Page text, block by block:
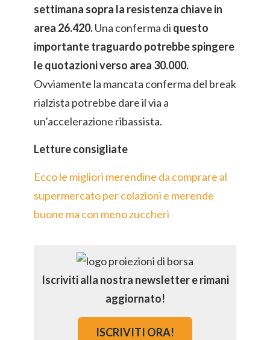
settimana sopra la resistenza chiave in
area 26.420.Una conferma di questo
importante traguardo potrebbe spingere
le quotazioni verso area 30.000.
Ovviamente la mancata conferma del break
rialzista potrebbe dare il via a
un’accelerazione ribassista.
Letture consigliate
Ecco le migliori merendine da comprare al
supermercato per colazioni e merende
buone ma con meno zuccheri
Iscriviti alla nostra newsletter e rimani
aggiornato!
ISCRIVITI ORA!